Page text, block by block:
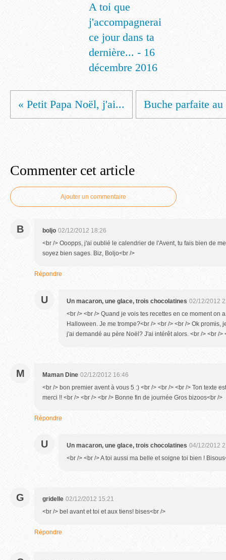
A toi que
j'accompagnerai
ce jour dans ta
dernière... - 16
décembre 2016
« Petit Papa Noël, j'ai... Buche parfaite
Commenter cet article
Ajouter un commentaire
B boljo 02/12/2012 18:26
<br /> Ooopps, j'ai oublié le calendrier de l'Avent, tu fais bien de
soyez bien sages. Biz, Boljo<br />
Répondre
U Un macaron, une glace, trois chocolatines 02/12/2012
<br /> <br /> Quand je vois tes recettes en ce moment on
Halloween. Je me trompe?<br /> <br /> <br /> Ok promis,
j'ai demandé au père Noël? J'ai intérêt alors. <br /> <br />
M Maman Dine 02/12/2012 16:46
<br /> bon premier avent à vous 5 :) <br /> <br /> <br /> Ton texte
merci !! <br /> <br /> <br /> Bonne fin de journée Gros bizoos<br />
Répondre
U Un macaron, une glace, trois chocolatines 04/12/2012
<br /> <br /> A toi aussi ma belle et soigne toi bien !
G gridelle 02/12/2012 15:21
<br /> bel avant et toi et aux tiens! bises<br />
Répondre